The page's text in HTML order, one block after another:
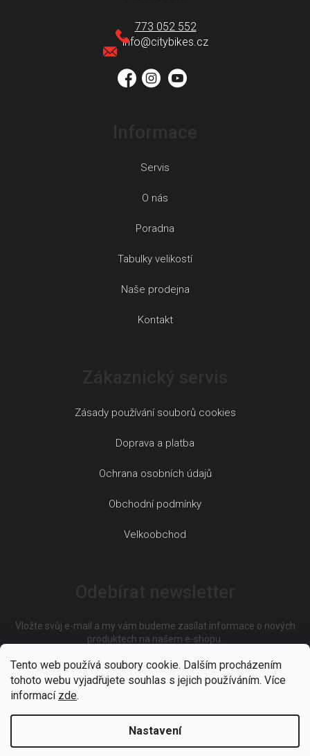
Tento web používá soubory cookie. Dalším procházením
tohoto webu vyjadřujete souhlas s jejich používáním. Více
informací zde.
Nastavení
info@citybikes.cz
773 052 552
Servis
O nás
Poradna
Tabulky velikostí
Naše prodejna
Kontakt
Zásady používání souborů cookies
Doprava a platba
Ochrana osobních údajů
Obchodní podmínky
Velkoobchod
Vložte svůj e-mail a my vám budeme zasílat informace o nových
produktech na našem e-shopu.
E-mail
Vložením e-mailu souhlasíte spodmínkami ochrany osobních